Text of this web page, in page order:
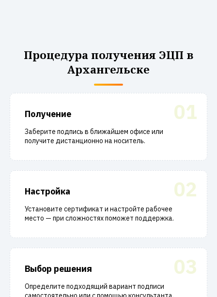
Процедура получения ЭЦП в
Архангельске
01
Получение
Заберите подпись в ближайшем офисе или
получите дистанционно на носитель.
02
Настройка
Установите сертификат и настройте рабочее
место — при сложностях поможет поддержка.
03
Выбор решения
Определите подходящий вариант подписи